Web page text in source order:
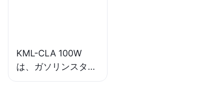
KML-CLA 100W
は、ガソリンスタン
ドや地下道などの屋